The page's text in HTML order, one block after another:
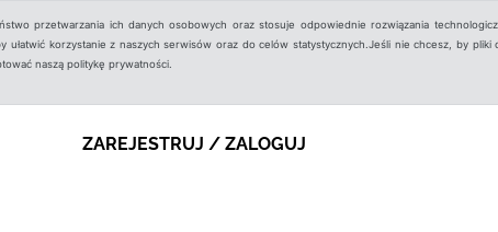
przetwarzania ich danych osobowych oraz stosuje odpowiednie rozwiązania
korzystanie z naszych serwisów oraz do celów statystycznych.Jeśli nie chcesz, by pliki
naszą politykę prywatności.
ZAREJESTRUJ / ZALOGUJ